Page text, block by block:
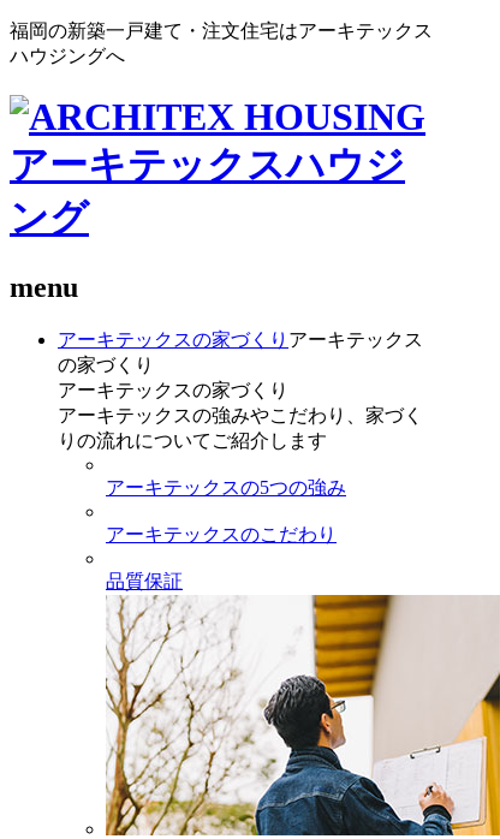
福岡の新築一戸建て・注文住宅はアーキテックス
ハウジングへ
menu
アーキテックスの家づくり アーキテックス
の家づくり
アーキテックスの家づくり
アーキテックスの強みやこだわり、家づく
りの流れについてご紹介します
アーキテックスの5つの強み
アーキテックスのこだわり
品質保証